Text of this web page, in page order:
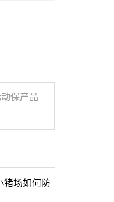
保产品
猪场如何防